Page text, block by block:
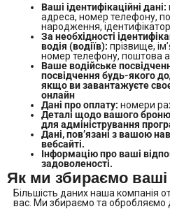
Ваші ідентифікаційні дані:
адреса, номер телефону,
народження,
За необхідності
водія (водіїв): прізвище,
номер телефону, поштова
Ваше водійське
посвідчення будь-якого
якщо ви завантажуєте
онлайн
Дані про оплату: номери
Деталі щодо вашого
для адміністрування
Дані, пов’язані з вашою
вебсайті.
Інформацію про ваші
задоволеності.
Як ми збираємо ваші
Більшість даних наша компанія
вас. Ми збираємо та обробляємо